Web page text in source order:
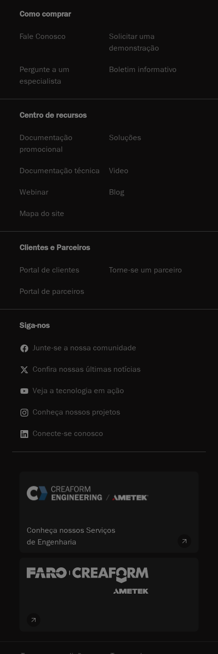
Como comprar
Fale Conosco
Solicitar uma
demonstração
Pergunte a um
especialista
Boletim informativo
Centro de recursos
Documentação
promocional
Soluções
Documentação técnica Video
Webinar Blog
Mapa do site
Clientes e Parceiros
Portal de clientes Torne-se um parceiro
Portal de parceiros
Siga-nos
Junte-se a nossa comunidade
Confira nossas últimas notícias
Veja a tecnologia em ação
Conheça nossos projetos
Conecte-se conosco
Conheça nossos Serviços
de Engenharia